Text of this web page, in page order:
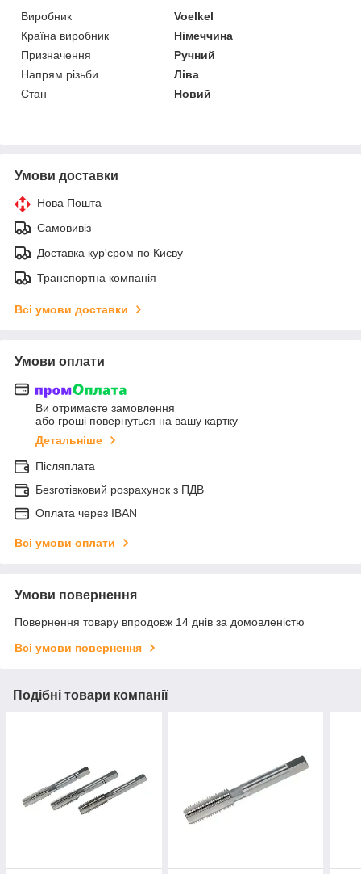
Виробник
Voelkel
Країна виробник
Німеччина
Призначення
Ручний
Напрям різьби
Ліва
Стан
Новий
Умови доставки
Нова Пошта
Самовивіз
Доставка кур'єром по Києву
Транспортна компанія
Всі умови доставки
Умови оплати
Ви отримаєте замовлення
або гроші повернуться на вашу картку
Детальніше
Післяплата
Безготівковий розрахунок з ПДВ
Оплата через IBAN
Всі умови оплати
Умови повернення
Повернення товару впродовж 14 днів за домовленістю
Всі умови повернення
Подібні товари компанії